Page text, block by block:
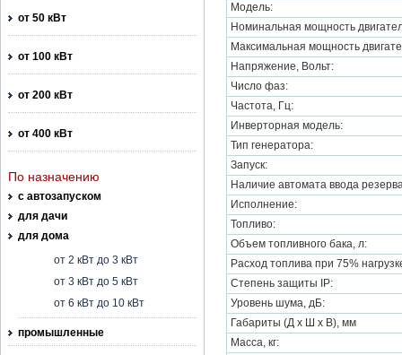
от 50 кВт
от 100 кВт
от 200 кВт
от 400 кВт
По назначению
с автозапуском
для дачи
для дома
от 2 кВт до 3 кВт
от 3 кВт до 5 кВт
от 6 кВт до 10 кВт
промышленные
Модель:
Номинальная мощность
Максимальная мощность
Напряжение, Вольт:
Число фаз:
Частота, Гц:
Инверторная модель:
Тип генератора:
Запуск:
Наличие автомата ввода
Исполнение:
Топливо:
Объем топливного бака, л:
Расход топлива при 75%
Степень защиты IP:
Уровень шума, дБ:
Габариты (Д х Ш х В), мм
Масса, кг: